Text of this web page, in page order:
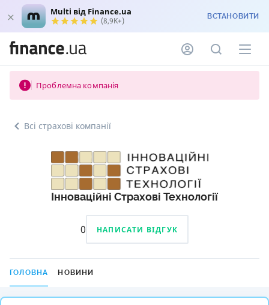
Multi від Finance.ua
(8,9K+) ВСТАНОВИТИ
Проблемна компанія
Всі страхові компанії
Інноваційні Страхові Технології
0 НАПИСАТИ ВІДГУК
ГОЛОВНА НОВИНИ